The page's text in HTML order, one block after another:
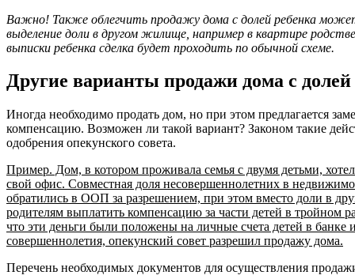
Важно! Также облегчить продажу дома с долей ребенка
выделение доли в другом жилище, например в квартире
выписки ребенка сделка будет проходить по обычной схеме.
Другие варианты продажи дома с долей
Иногда необходимо продать дом, но при этом предлагается
компенсацию. Возможен ли такой вариант? Законом такие
одобрения опекунского совета.
Пример. Дом, в котором проживала семья с двумя детьми,
свой офис. Совместная доля несовершеннолетних в
обратились в ООП за разрешением, при этом вместо доли в
родителям выплатить компенсацию за части детей в тройном
что эти деньги были положены на личные счета детей в банке
совершеннолетия, опекунский совет разрешил продажу дома.
Перечень необходимых документов для осуществления